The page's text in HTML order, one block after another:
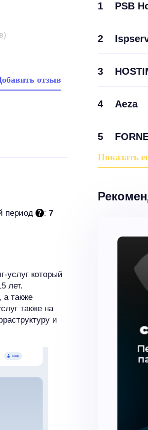
отзыв
период : 7
услуг который
лет.
а также
также на
и
1 PSB
2
3
4 Aeza
5
Показать